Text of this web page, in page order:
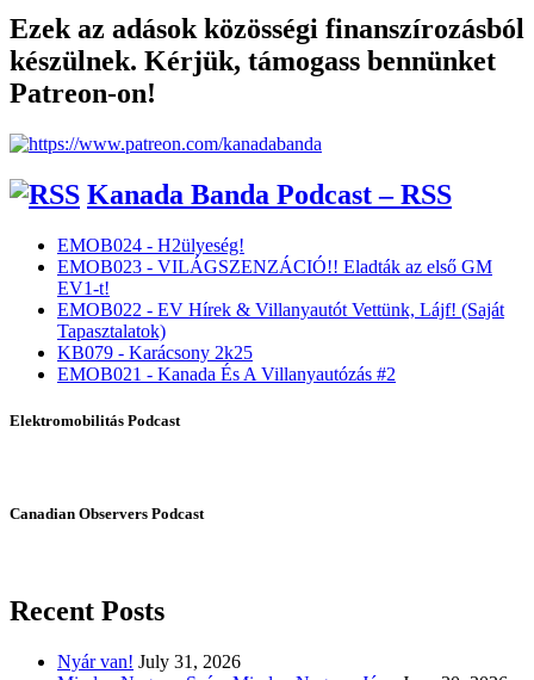
Ezek az adások közösségi finanszírozásból
készülnek. Kérjük, támogass bennünket
Patreon-on!
Kanada Banda Podcast – RSS
EMOB024 - H2ülyeség!
EMOB023 - VILÁGSZENZÁCIÓ!! Eladták az első GM
EV1-t!
EMOB022 - EV Hírek & Villanyautót Vettünk, Lájf! (Saját
Tapasztalatok)
KB079 - Karácsony 2k25
EMOB021 - Kanada És A Villanyautózás #2
Elektromobilitás Podcast
Canadian Observers Podcast
Recent Posts
Nyár van! July 31, 2026